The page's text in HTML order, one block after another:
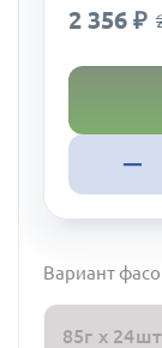
2 356 ₽
Вариант
85г х 24шт